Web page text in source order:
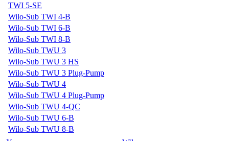
TWI 5-SE
Wilo-Sub TWI 4-B
Wilo-Sub TWI 6-B
Wilo-Sub TWI 8-B
Wilo-Sub TWU 3
Wilo-Sub TWU 3 HS
Wilo-Sub TWU 3 Plug-Pump
Wilo-Sub TWU 4
Wilo-Sub TWU 4 Plug-Pump
Wilo-Sub TWU 4-QC
Wilo-Sub TWU 6-B
Wilo-Sub TWU 8-B